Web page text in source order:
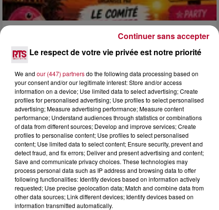
SOIRÉE DJ PLAYA
Le respect de votre vie privée est notre priorité
We and our (447) partnersdo the following data processing based on
your consent and/or our legitimate interest: Store and/or access
information on a device; Use limited data to select advertising; Create
profiles for personalised advertising; Use profiles to select personalised
advertising; Measure advertising performance; Measure content
performance; Understand audiences through statistics or combinations
of data from different sources; Develop and improve services; Create
profiles to personalise content; Use profiles to select personalised
content; Use limited data to select content; Ensure security, prevent and
detect fraud, and fix errors; Deliver and present advertising and content;
Save and communicate privacy choices. These technologies may
process personal data such as IP address and browsing data to offer
following functionalities: Identify devices based on information actively
requested; Use precise geolocation data; Match and combine data from
other data sources; Link different devices; Identify devices based on
information transmitted automatically.
Continuer sans accepter